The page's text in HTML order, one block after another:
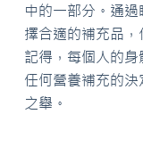
中的一部分。通
擇合適的補充品，
記得，每個人的
任何營養補充的
之舉。